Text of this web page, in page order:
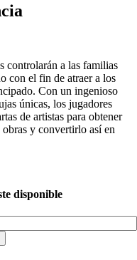
controlarán a las familias
con el fin de atraer a los
Con un ingenioso
únicas, los jugadores
de artistas para obtener
y convertirlo así en
disponible